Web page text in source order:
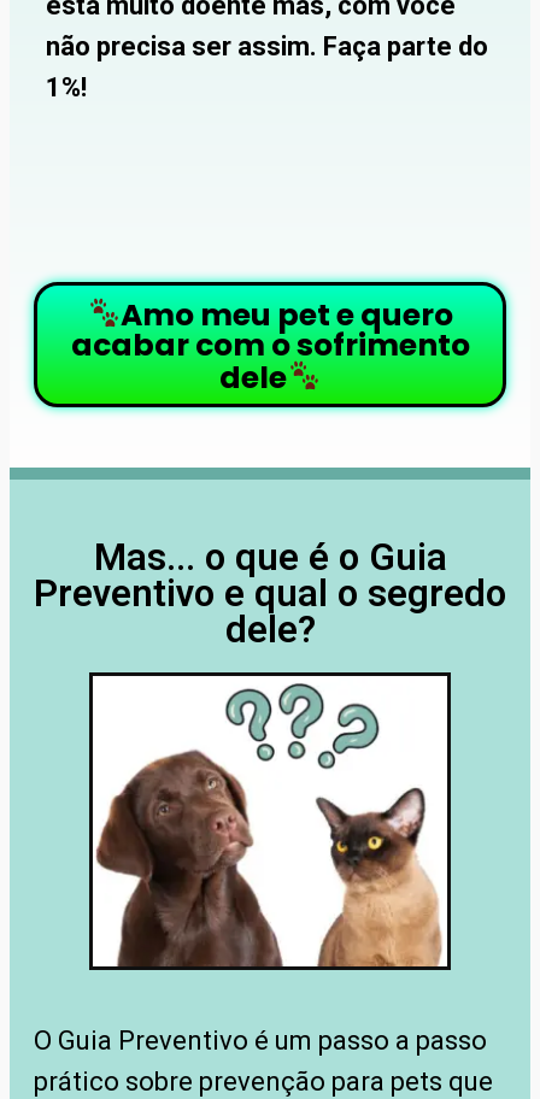
não precisa ser assim. Faça parte do
1%!
Amo meu pet e quero
acabar com o sofrimento
dele
Mas... o que é o Guia
Preventivo e qual o segredo
dele?
O Guia Preventivo é um passo a passo
prático sobre prevenção para pets que